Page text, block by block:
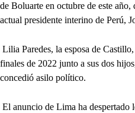
de Boluarte en octubre de este
actual presidente interino de Perú,
Lilia Paredes, la esposa de
finales de 2022 junto a sus dos
concedió asilo político.
El anuncio de Lima ha despertado